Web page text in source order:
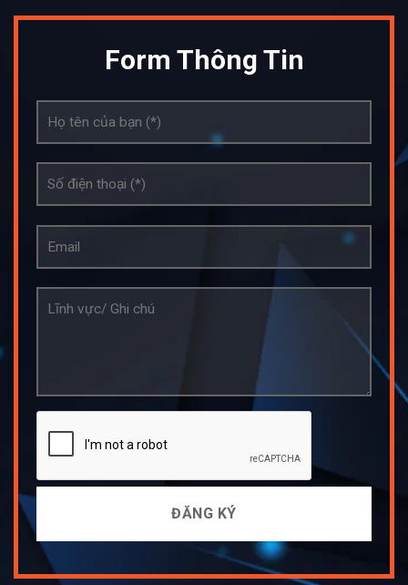
Form Thông Tin